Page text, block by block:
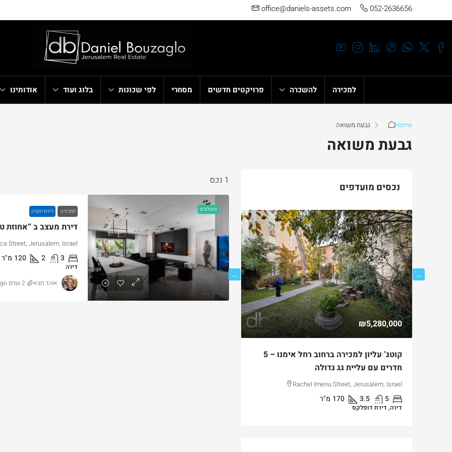
052-2636656
office@daniels-assets.com
למכירה להשכרה פרויקטים חדשים מסחרי לפי שכונות בלוג ועוד אודותינו
Home גבעת משואה
גבעת משואה
1 נכס
מומלצים למכירה דירת יוקרה
Street, Jerusalem, Israel
3
2
120 מ"ר
דירה
אוהד מצא 2 שנים ago
נכסים מועדפים
₪5,280,000
קוטג’ עליון למכירה ברחוב רחל אימנו – 5
חדרים עם עליית גג גדולה
Rachel Imenu Street, Jerusalem, Israel
5
3.5
170 מ"ר
דירה, דירת דופלקס